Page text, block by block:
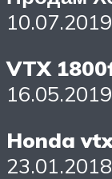
VTX
Honda